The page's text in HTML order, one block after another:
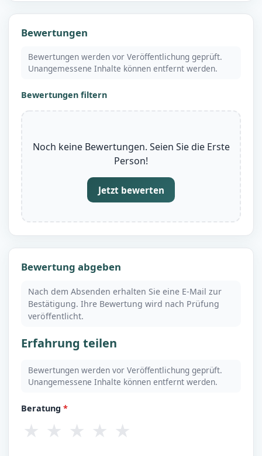
Bewertungen
Bewertungen werden vor Veröffentlichung geprüft.
Unangemessene Inhalte können entfernt werden.
Bewertungen filtern
Noch keine Bewertungen. Seien Sie die Erste
Person!
Jetzt bewerten
Bewertung abgeben
Nach dem Absenden erhalten Sie eine E-Mail zur
Bestätigung. Ihre Bewertung wird nach Prüfung
veröffentlicht.
Erfahrung teilen
Bewertungen werden vor Veröffentlichung geprüft.
Unangemessene Inhalte können entfernt werden.
Beratung*
★ ★ ★ ★ ★